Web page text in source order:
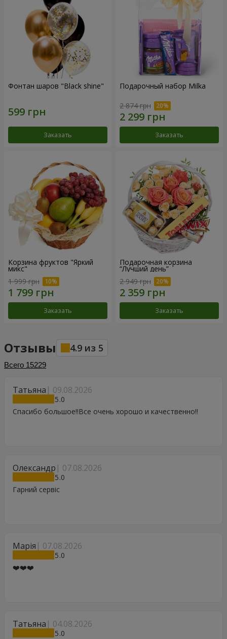
Фонтан шаров "Black shine"
Заказать
Подарочный набор Milka
2 874 грн
Заказать
Корзина фруктов "Яркий
микс"
1 999 грн
Заказать
Подарочная корзина
“Лучший день”
2 949 грн
Заказать
Отзывы 4.9 из 5
Всего 15229
Татьяна 09.08.2026
5
Спасибо большое!!Все очень хорошо и качественно!!
Олександр 07.08.2026
5
Гарний сервіс
Марія 07.08.2026
5
❤️❤️❤️
Татьяна 04.08.2026
5